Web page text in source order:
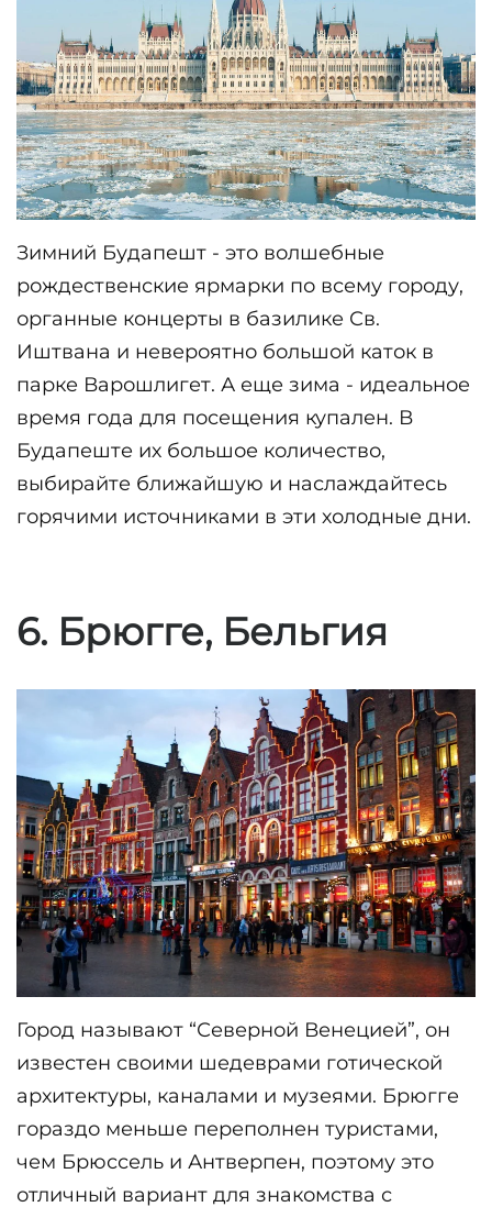
Зимний Будапешт - это волшебные
рождественские ярмарки по всему городу,
органные концерты в базилике Св.
Иштвана и невероятно большой каток в
парке Варошлигет. А еще зима - идеальное
время года для посещения купален. В
Будапеште их большое количество,
выбирайте ближайшую и наслаждайтесь
горячими источниками в эти холодные дни.
6. Брюгге, Бельгия
Город называют “Северной Венецией”, он
известен своими шедеврами готической
архитектуры, каналами и музеями. Брюгге
гораздо меньше переполнен туристами,
чем Брюссель и Антверпен, поэтому это
отличный вариант для знакомства с